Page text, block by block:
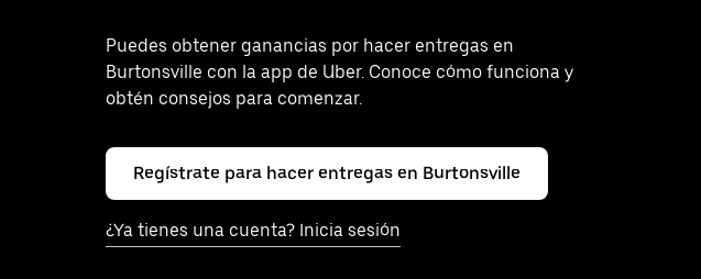
Puedes obtener ganancias por hacer entregas en
Burtonsville con la app de Uber. Conoce cómo funciona y
obtén consejos para comenzar.
Regístrate para hacer entregas en Burtonsville
¿Ya tienes una cuenta? Inicia sesión